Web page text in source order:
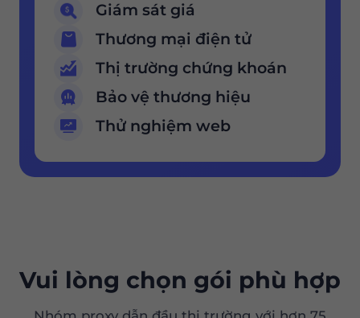
Giám sát giá
Thương mại điện tử
Thị trường chứng khoán
Bảo vệ thương hiệu
Thử nghiệm web
Vui lòng chọn gói phù hợp